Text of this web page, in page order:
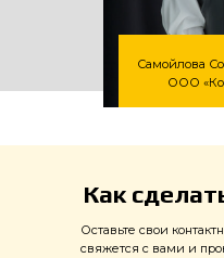
Самойлова
ООО
Как
Оставьте свои
свяжется с вами и